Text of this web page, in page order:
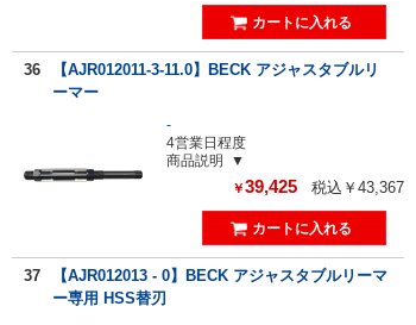
36
【AJR012011-3-11.0】BECK アジャスタブルリ
ーマー
-
4営業日程度
商品説明
￥39,425 税込￥43,367
37
【AJR012013 - 0】BECK アジャスタブルリーマ
ー専用 HSS替刃